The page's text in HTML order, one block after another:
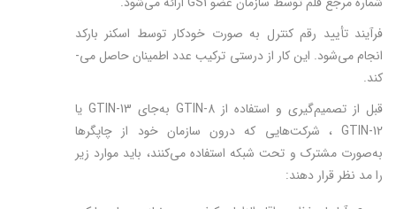
فرآیند تأیید رقم کنترل به صورت خودکار توسط اسكنر بارکد
انجام می‌شود. اين كار از درستی ترکیب عدد اطمینان حاصل می‌­
کند.
قبل از تصمیم‌گیری و استفاده از GTIN-8 به‌جای GTIN-13 یا
GTIN-12 ، شرکت‌هایی که درون سازمان خود از چاپگرها
به‌صورت مشترک و تحت شبکه استفاده می‌کنند، باید موارد زیر
را مد نظر قرار دهند: